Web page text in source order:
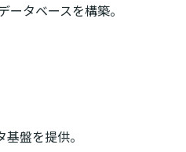
タベースを構築。
盤を提供。